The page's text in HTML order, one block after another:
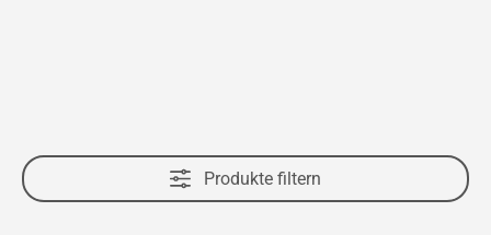
Produkte filtern